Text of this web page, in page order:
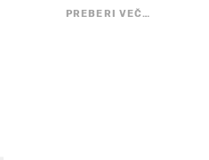
PREBERI VEČ…